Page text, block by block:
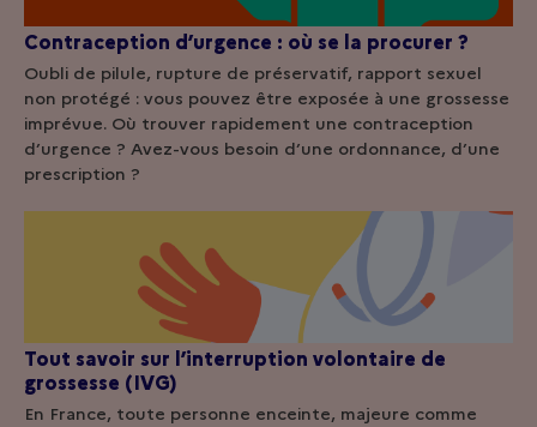
Contraception d’urgence : où se la procurer ?
Oubli de pilule, rupture de préservatif, rapport sexuel
non protégé : vous pouvez être exposée à une grossesse
imprévue. Où trouver rapidement une contraception
d’urgence ? Avez-vous besoin d’une ordonnance, d’une
prescription ?
Tout savoir sur l’interruption volontaire de
grossesse (IVG)
En France, toute personne enceinte, majeure comme